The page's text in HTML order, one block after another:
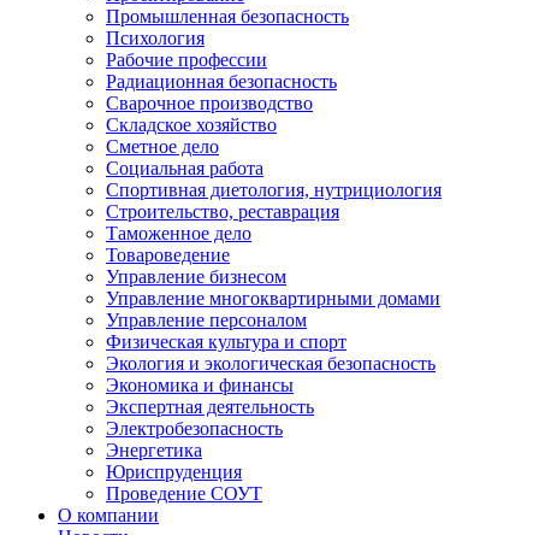
Промышленная безопасность
Психология
Рабочие профессии
Радиационная безопасность
Сварочное производство
Складское хозяйство
Сметное дело
Социальная работа
Спортивная диетология, нутрициология
Строительство, реставрация
Таможенное дело
Товароведение
Управление бизнесом
Управление многоквартирными домами
Управление персоналом
Физическая культура и спорт
Экология и экологическая безопасность
Экономика и финансы
Экспертная деятельность
Электробезопасность
Энергетика
Юриспруденция
Проведение СОУТ
О компании